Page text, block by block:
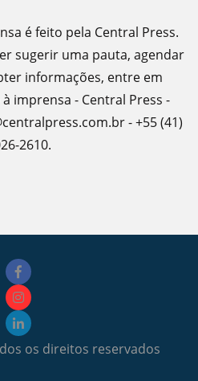
é feito pela Central Press.
sugerir uma pauta, agendar
informações, entre em
imprensa - Central Press -
- +55 (41)
2610.
os direitos reservados